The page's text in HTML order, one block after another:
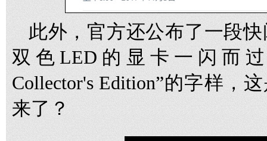
此外，官方还公布了一段
双色LED的显卡一闪而
Collector's Edition”的字样，
来了？